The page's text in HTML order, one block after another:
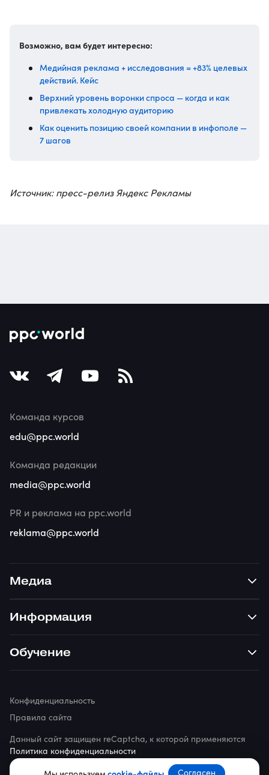
Согласен
Возможно, вам будет интересно:
Медийная реклама + исследования = +83% целевых
действий. Кейс
Верхний уровень воронки спроса — когда и как
привлекать холодную аудиторию
Как оценить позицию своей компании в инфополе —
7 шагов
Источник: пресс-релиз Яндекс Рекламы
Медиа
Информация
Обучение
Команда курсов
edu@ppc.world
Команда редакции
media@ppc.world
PR и реклама на ppc.world
reklama@ppc.world
© 2026 ppc.world
Данный сайт защищен reCaptcha, к которой применяются
Политика конфиденциальности
Конфиденциальность
Правила сайта